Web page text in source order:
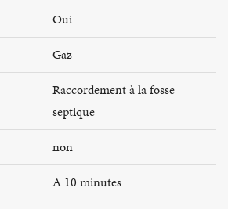
Oui
Gaz
Raccordement à la fosse
septique
non
A 10 minutes